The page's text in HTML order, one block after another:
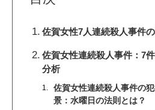
佐賀女性7人連続殺人事件
佐賀女性連続殺人事件：7
分析
佐賀女性連続殺人事件の
景：水曜日の法則とは？